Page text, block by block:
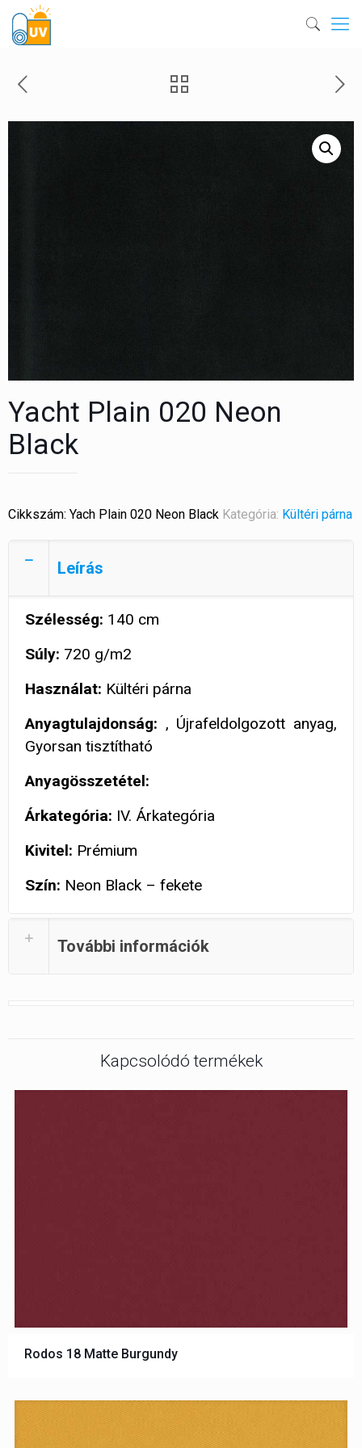
Yacht Plain 020 Neon
Black
Cikkszám: Yach Plain 020 Neon Black Kategória: Kültéri párna
Leírás
Szélesség: 140 cm
Súly: 720 g/m2
Használat: Kültéri párna
Anyagtulajdonság: , Újrafeldolgozott anyag,
Gyorsan tisztítható
Anyagösszetétel:
Árkategória: IV. Árkategória
Kivitel: Prémium
Szín: Neon Black – fekete
További információk
Kapcsolódó termékek
Rodos 18 Matte Burgundy